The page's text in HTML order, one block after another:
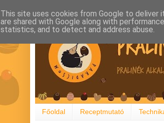
Főoldal Receptmutató
This site uses cookies from Google to deliver
are shared with Google along with
statistics, and to detect and address abuse.